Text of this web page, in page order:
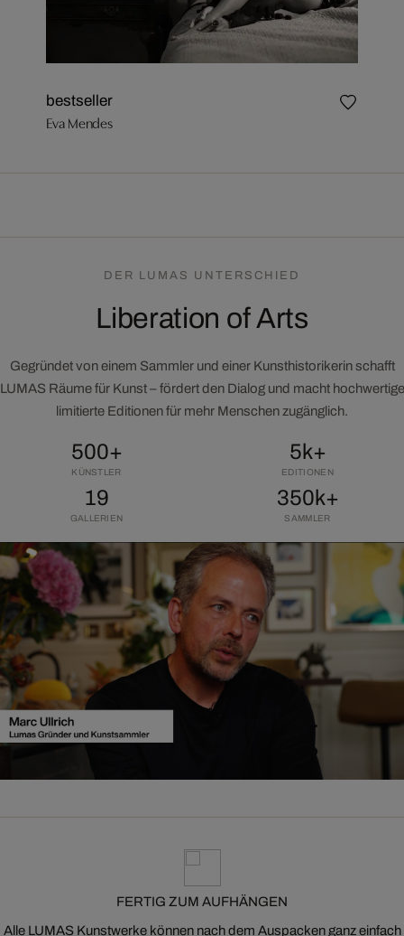
bestseller
Eva Mendes
DER LUMAS UNTERSCHIED
Liberation of Arts
Gegründet von einem Sammler und einer Kunsthistorikerin schafft
LUMAS Räume für Kunst – fördert den Dialog und macht hochwertige
limitierte Editionen für mehr Menschen zugänglich.
500+
KÜNSTLER
5k+
EDITIONEN
19
GALLERIEN
350k+
SAMMLER
FERTIG ZUM AUFHÄNGEN
Alle LUMAS Kunstwerke können nach dem Auspacken ganz einfach